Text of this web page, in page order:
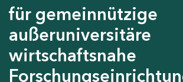
für gemeinnützige
außeruniversitäre
wirtschaftsnahe